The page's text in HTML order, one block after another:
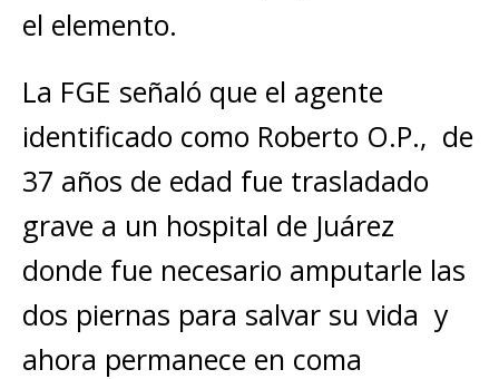
el elemento.
La FGE señaló que el agente
identificado como Roberto O.P., de
37 años de edad fue trasladado
grave a un hospital de Juárez
donde fue necesario amputarle las
dos piernas para salvar su vida y
ahora permanece en coma